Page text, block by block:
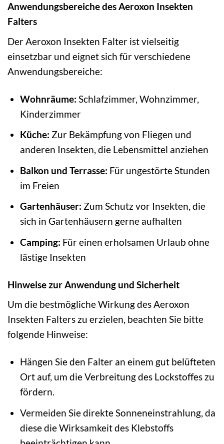
Anwendungsbereiche des Aeroxon Insekten
Falters
Der Aeroxon Insekten Falter ist vielseitig
einsetzbar und eignet sich für verschiedene
Anwendungsbereiche:
Wohnräume: Schlafzimmer, Wohnzimmer,
Kinderzimmer
Küche: Zur Bekämpfung von Fliegen und
anderen Insekten, die Lebensmittel anziehen
Balkon und Terrasse: Für ungestörte Stunden
im Freien
Gartenhäuser: Zum Schutz vor Insekten, die
sich in Gartenhäusern gerne aufhalten
Camping: Für einen erholsamen Urlaub ohne
lästige Insekten
Hinweise zur Anwendung und Sicherheit
Um die bestmögliche Wirkung des Aeroxon
Insekten Falters zu erzielen, beachten Sie bitte
folgende Hinweise:
Hängen Sie den Falter an einem gut belüfteten
Ort auf, um die Verbreitung des Lockstoffes zu
fördern.
Vermeiden Sie direkte Sonneneinstrahlung, da
diese die Wirksamkeit des Klebstoffs